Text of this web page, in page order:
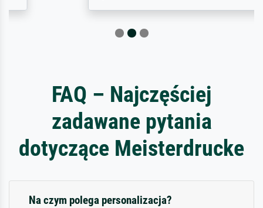
FAQ – Najczęściej
zadawane pytania
dotyczące Meisterdrucke
Na czym polega personalizacja?